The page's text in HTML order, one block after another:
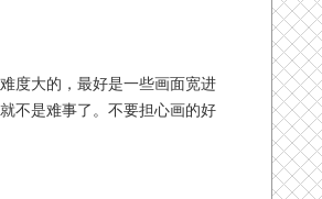
度大的，最好是一些画面宽进
不是难事了。不要担心画的好